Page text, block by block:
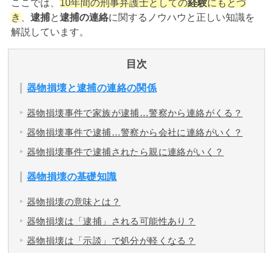
アトムについて
アクセス
解決実績
ご依頼者からのお手紙
ここでは、 10年間の刑事弁護士としての経験にもとづ
き
逮捕と逮捕の連絡に関するノウハウと正しい知識を
解説しています。
目次
器物損壊と逮捕の連絡の関係
器物損壊事件で家族が逮捕…警察から連絡がくる？
器物損壊事件で逮捕…警察から会社に連絡がいく？
器物損壊事件で逮捕されたら親に連絡がいく？
器物損壊の基礎知識
器物損壊の意味とは？
器物損壊は「逮捕」される可能性あり？
器物損壊は「示談」で処分が軽くなる？